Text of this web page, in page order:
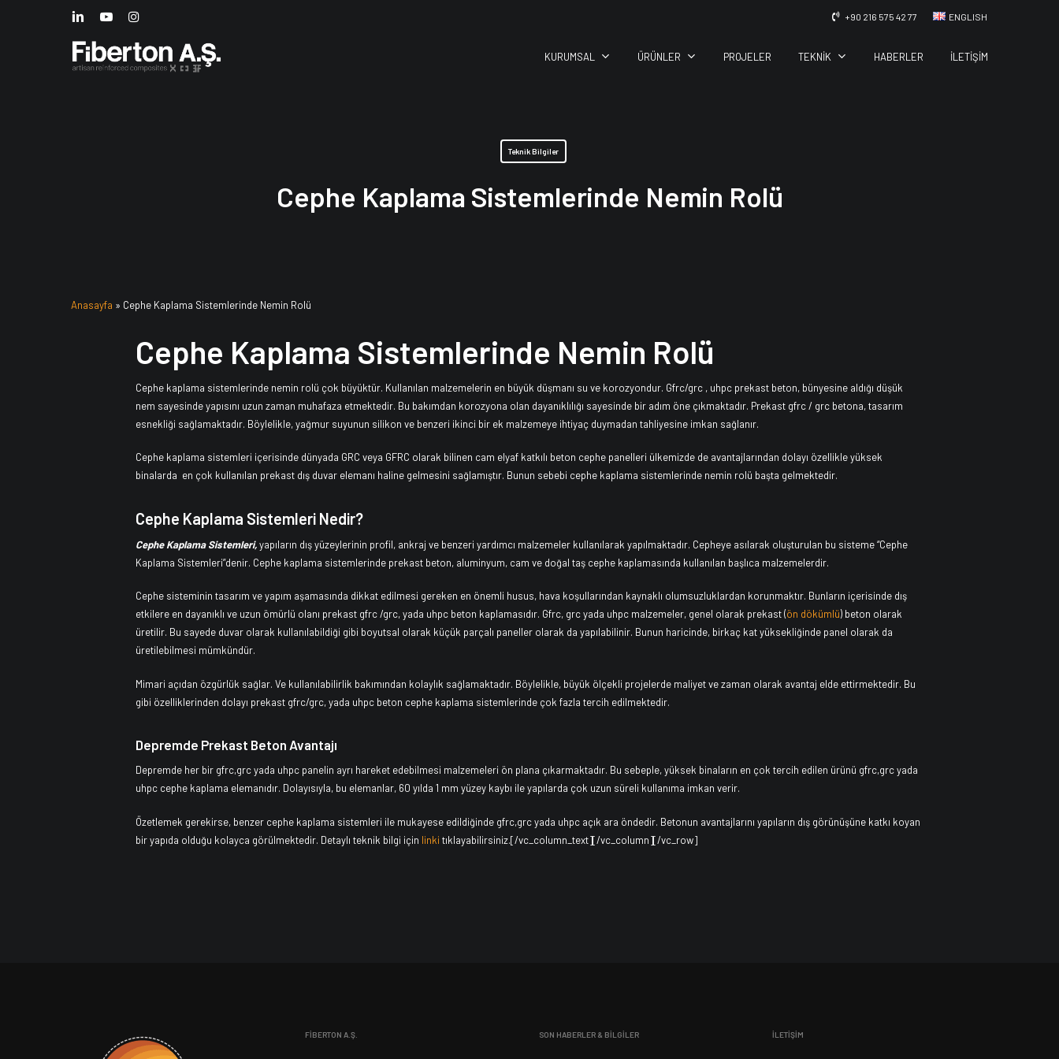
LINKEDINYOUTUBEINSTAGRAM +90 216 575 42 77 ENGLISH
KURUMSAL ÜRÜNLER PROJELER TEKNIK HABERLER İLETIŞIM
Teknik Bilgiler
Cephe Kaplama Sistemlerinde Nemin Rolü
Anasayfa » Cephe Kaplama Sistemlerinde Nemin Rolü
Cephe Kaplama Sistemlerinde Nemin Rolü
Cephe kaplama sistemlerinde nemin rolü çok büyüktür. Kullanılan malzemelerin en büyük düşmanı su ve korozyondur. Gfrc/grc , uhpc prekast beton, bünyesine aldığı düşük
nem sayesinde yapısını uzun zaman muhafaza etmektedir. Bu bakımdan korozyona olan dayanıklılığı sayesinde bir adım öne çıkmaktadır. Prekast gfrc / grc betona, tasarım
esnekliği sağlamaktadır. Böylelikle, yağmur suyunun silikon ve benzeri ikinci bir ek malzemeye ihtiyaç duymadan tahliyesine imkan sağlanır.
Cephe kaplama sistemleri içerisinde dünyada GRC veya GFRC olarak bilinen cam elyaf katkılı beton cephe panelleri ülkemizde de avantajlarından dolayı özellikle yüksek
binalarda en çok kullanılan prekast dış duvar elemanı haline gelmesini sağlamıştır. Bunun sebebi cephe kaplama sistemlerinde nemin rolü başta gelmektedir.
Cephe Kaplama Sistemleri Nedir?
Cephe Kaplama Sistemleri,yapıların dış yüzeylerinin profil, ankraj ve benzeri yardımcı malzemeler kullanılarak yapılmaktadır. Cepheye asılarak oluşturulan bu sisteme “Cephe
Kaplama Sistemleri”denir. Cephe kaplama sistemlerinde prekast beton, aluminyum, cam ve doğal taş cephe kaplamasında kullanılan başlıca malzemelerdir.
Cephe sisteminin tasarım ve yapım aşamasında dikkat edilmesi gereken en önemli husus, hava koşullarından kaynaklı olumsuzluklardan korunmaktır. Bunların içerisinde dış
etkilere en dayanıklı ve uzun ömürlü olanı prekast gfrc /grc, yada uhpc beton kaplamasıdır. Gfrc, grc yada uhpc malzemeler, genel olarak prekast (ön dökümlü) beton olarak
üretilir. Bu sayede duvar olarak kullanılabildiği gibi boyutsal olarak küçük parçalı paneller olarak da yapılabilinir. Bunun haricinde, birkaç kat yüksekliğinde panel olarak da
üretilebilmesi mümkündür.
Mimari açıdan özgürlük sağlar. Ve kullanılabilirlik bakımından kolaylık sağlamaktadır. Böylelikle, büyük ölçekli projelerde maliyet ve zaman olarak avantaj elde ettirmektedir. Bu
gibi özelliklerinden dolayı prekast gfrc/grc, yada uhpc beton cephe kaplama sistemlerinde çok fazla tercih edilmektedir.
Depremde Prekast Beton Avantajı
Depremde her bir gfrc,grc yada uhpc panelin ayrı hareket edebilmesi malzemeleri ön plana çıkarmaktadır. Bu sebeple, yüksek binaların en çok tercih edilen ürünü gfrc,grc yada
uhpc cephe kaplama elemanıdır. Dolayısıyla, bu elemanlar, 60 yılda 1 mm yüzey kaybı ile yapılarda çok uzun süreli kullanıma imkan verir.
Özetlemek gerekirse, benzer cephe kaplama sistemleri ile mukayese edildiğinde gfrc,grc yada uhpc açık ara öndedir. Betonun avantajlarını yapıların dış görünüşüne katkı koyan
bir yapıda olduğu kolayca görülmektedir. Detaylı teknik bilgi için linki tıklayabilirsiniz.[/vc_column_text][/vc_column][/vc_row]
FİBERTON A.Ş. SON HABERLER & BİLGİLER İLETİŞİM